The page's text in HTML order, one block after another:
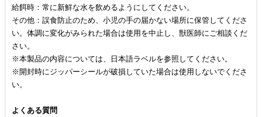
給餌時：常に新鮮な水を飲めるようにしてください。
その他：誤食防止のため、小児の手の届かない場所に保管してくださ
い。体調に変化がみられた場合は使用を中止し、獣医師にご相談くだ
さい。
※本製品の内容については、日本語ラベルを参照してください。
※開封時にジッパーシールが破損していた場合は使用しないでくださ
い。
よくある質問